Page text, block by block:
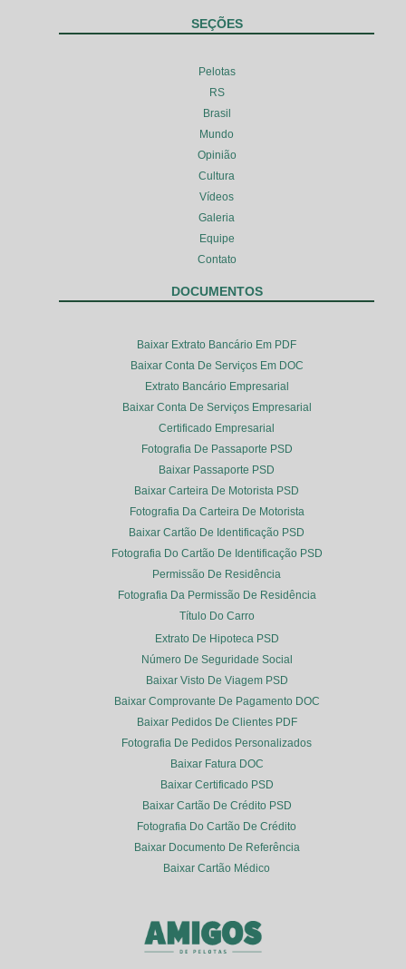
SEÇÕES
Pelotas
RS
Brasil
Mundo
Opinião
Cultura
Vídeos
Galeria
Equipe
Contato
DOCUMENTOS
Baixar Extrato Bancário Em PDF
Baixar Conta De Serviços Em DOC
Extrato Bancário Empresarial
Baixar Conta De Serviços Empresarial
Certificado Empresarial
Fotografia De Passaporte PSD
Baixar Passaporte PSD
Baixar Carteira De Motorista PSD
Fotografia Da Carteira De Motorista
Baixar Cartão De Identificação PSD
Fotografia Do Cartão De Identificação PSD
Permissão De Residência
Fotografia Da Permissão De Residência
Título Do Carro
Extrato De Hipoteca PSD
Número De Seguridade Social
Baixar Visto De Viagem PSD
Baixar Comprovante De Pagamento DOC
Baixar Pedidos De Clientes PDF
Fotografia De Pedidos Personalizados
Baixar Fatura DOC
Baixar Certificado PSD
Baixar Cartão De Crédito PSD
Fotografia Do Cartão De Crédito
Baixar Documento De Referência
Baixar Cartão Médico